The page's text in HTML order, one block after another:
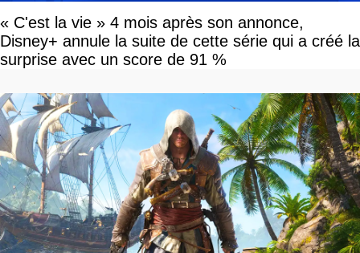
« C'est la vie » 4 mois après son annonce,
Disney+ annule la suite de cette série qui a créé la
surprise avec un score de 91 %